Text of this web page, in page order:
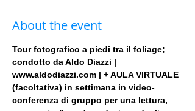
About the event
Tour fotografico a piedi tra il foliage;
condotto da Aldo Diazzi |
www.aldodiazzi.com | + AULA VIRTUALE
(facoltativa) in settimana in video-
conferenza di gruppo per una lettura,